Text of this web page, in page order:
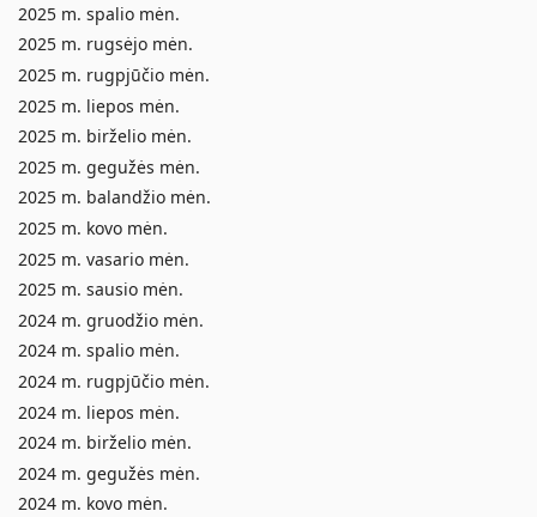
2025 m. spalio mėn.
2025 m. rugsėjo mėn.
2025 m. rugpjūčio mėn.
2025 m. liepos mėn.
2025 m. birželio mėn.
2025 m. gegužės mėn.
2025 m. balandžio mėn.
2025 m. kovo mėn.
2025 m. vasario mėn.
2025 m. sausio mėn.
2024 m. gruodžio mėn.
2024 m. spalio mėn.
2024 m. rugpjūčio mėn.
2024 m. liepos mėn.
2024 m. birželio mėn.
2024 m. gegužės mėn.
2024 m. kovo mėn.